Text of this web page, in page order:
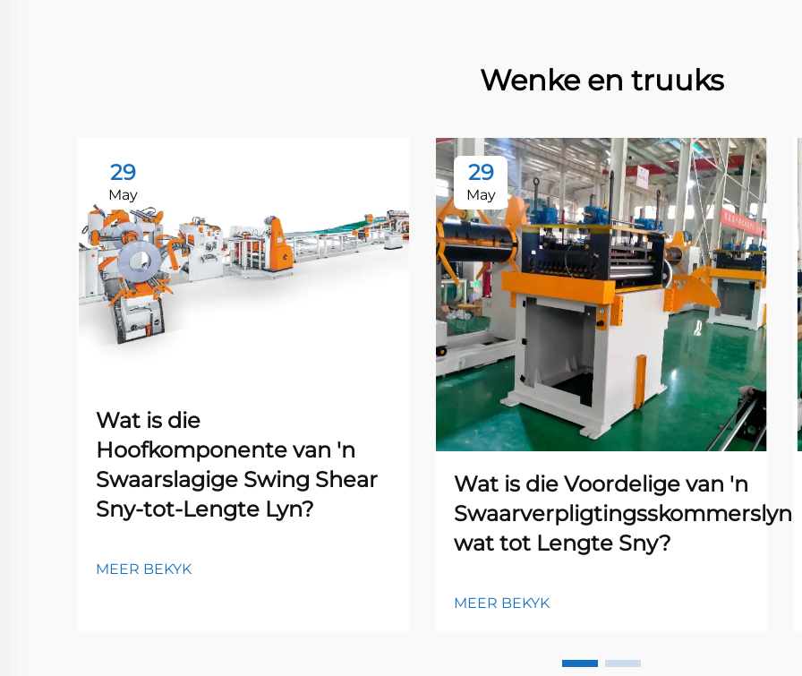
Wenke en truuks
29
May
Wat is die
Hoofkomponente van 'n
Swaarslagige Swing Shear
Sny-tot-Lengte Lyn?
MEER BEKYK
29
May
Wat is die Voordelige van 'n
Swaarverpligtingsskommerslyn
wat tot Lengte Sny?
MEER BEKYK